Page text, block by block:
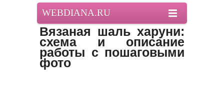
WEBDIANA.RU
Вязаная шаль харуни:
схема и описание
работы с пошаговыми
фото